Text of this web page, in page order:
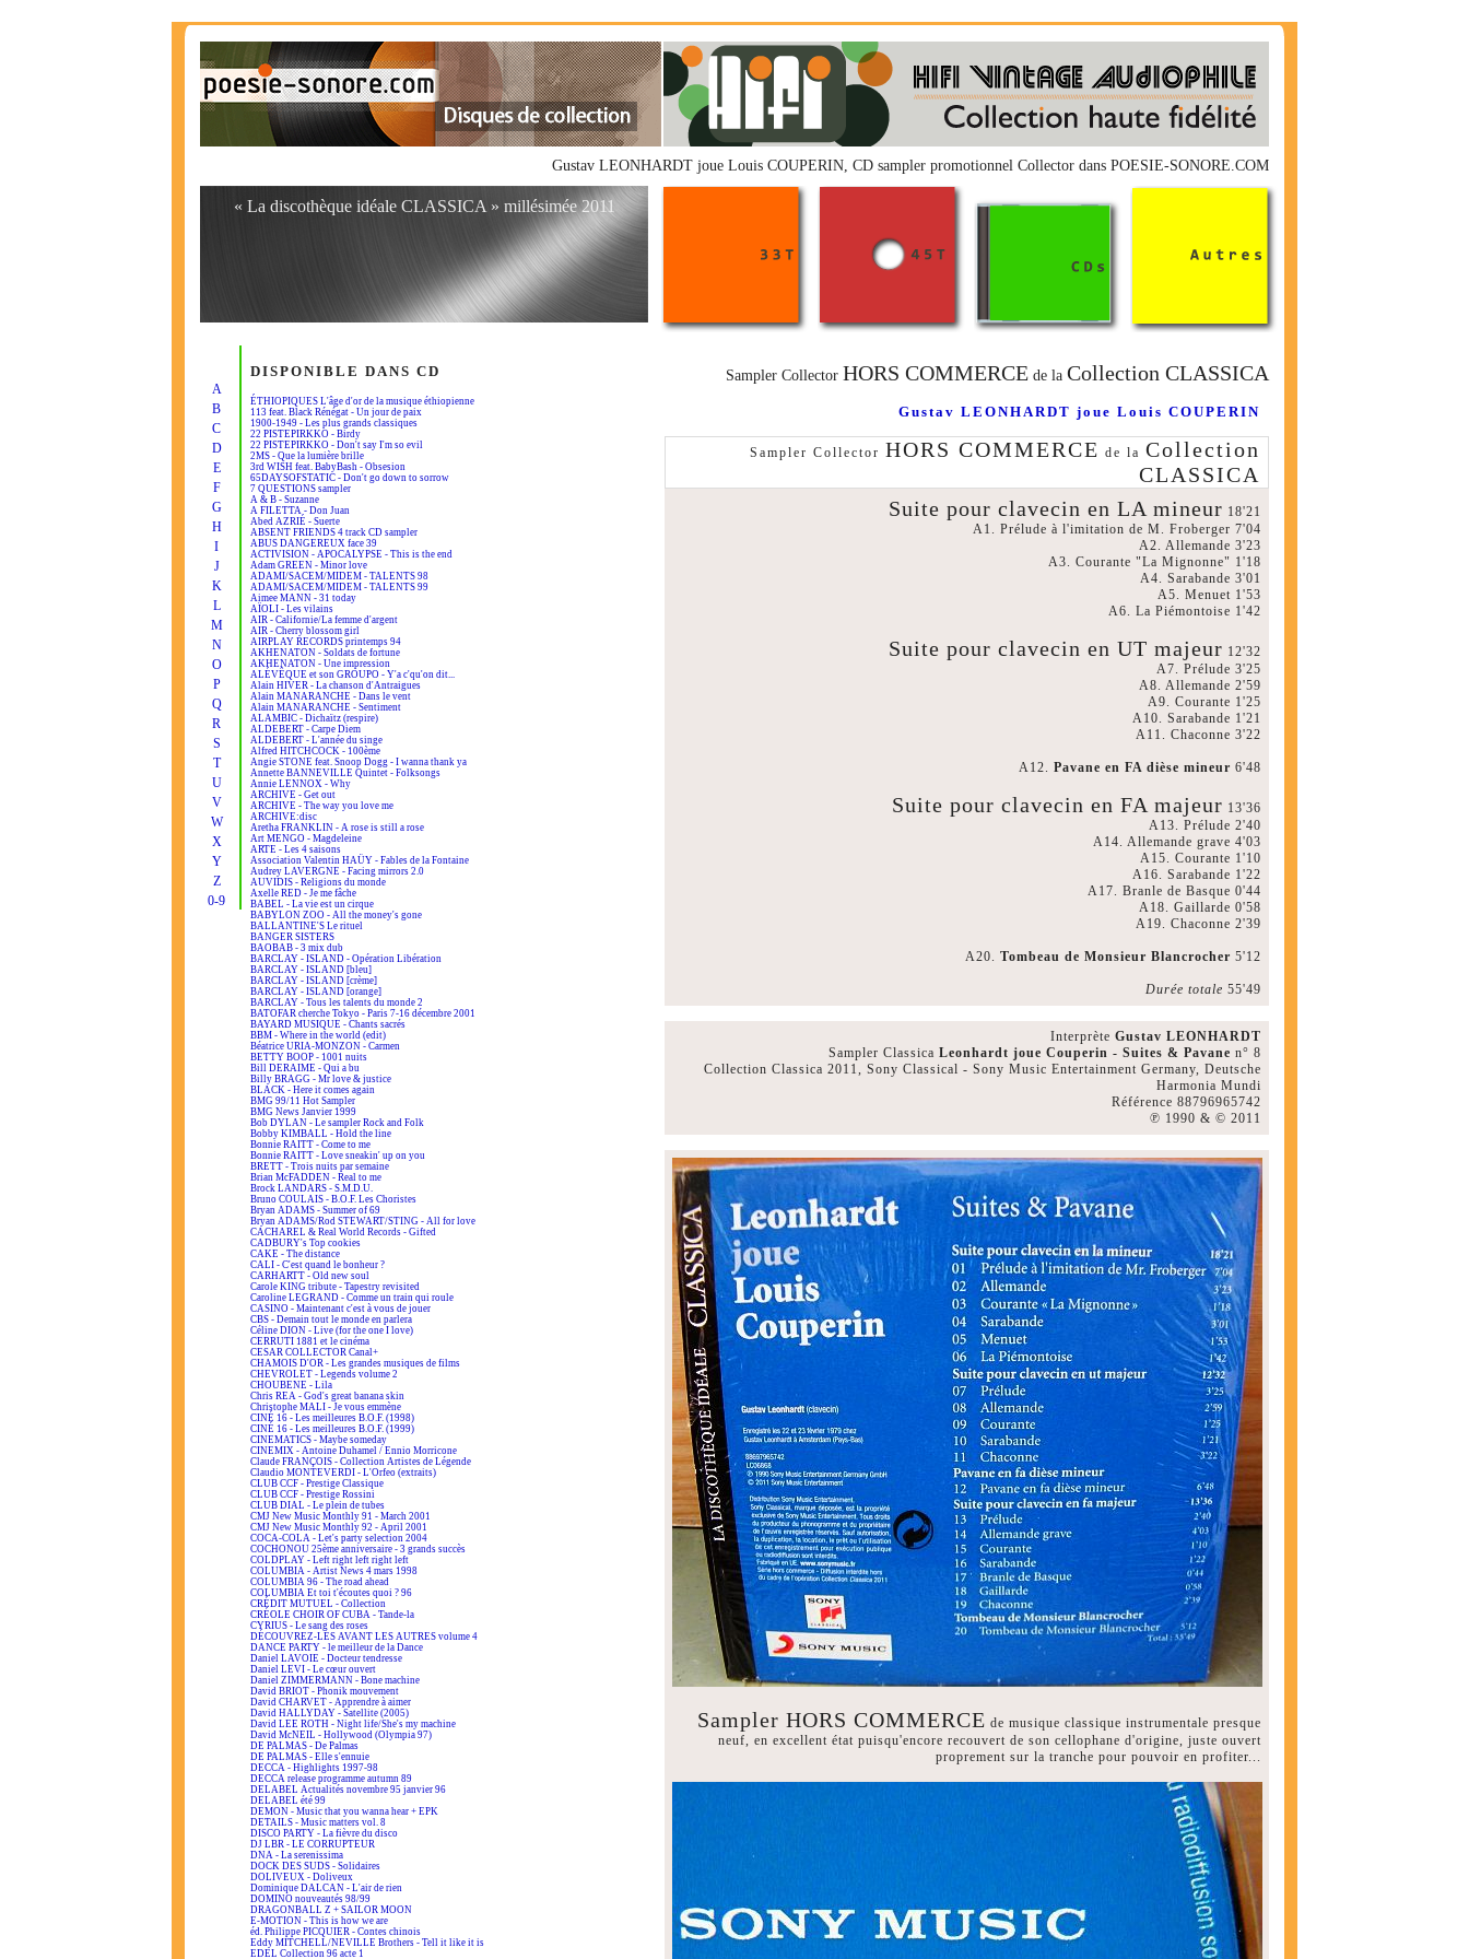
Gustav LEONHARDT joue Louis COUPERIN, CD sampler promotionnel Collector dans POESIE-SONORE.COM
« La discothèque idéale CLASSICA » millésimée 2011
A
B
C
D
E
F
G
H
I
J
K
L
M
N
O
P
Q
R
S
T
U
V
W
X
Y
Z
0-9
DISPONIBLE DANS CD
ÉTHIOPIQUES L'âge d'or de la musique éthiopienne
113 feat. Black Rénégat - Un jour de paix
1900-1949 - Les plus grands classiques
22 PISTEPIRKKO - Birdy
22 PISTEPIRKKO - Don't say I'm so evil
2MS - Que la lumière brille
3rd WISH feat. BabyBash - Obsesion
65DAYSOFSTATIC - Don't go down to sorrow
7 QUESTIONS sampler
A & B - Suzanne
A FILETTA - Don Juan
Abed AZRIÉ - Suerte
ABSENT FRIENDS 4 track CD sampler
ABUS DANGEREUX face 39
ACTIVISION - APOCALYPSE - This is the end
Adam GREEN - Minor love
ADAMI/SACEM/MIDEM - TALENTS 98
ADAMI/SACEM/MIDEM - TALENTS 99
Aimee MANN - 31 today
AÏOLI - Les vilains
AIR - Californie/La femme d'argent
AIR - Cherry blossom girl
AIRPLAY RECORDS printemps 94
AKHENATON - Soldats de fortune
AKHENATON - Une impression
ALÉVÊQUE et son GROUPO - Y'a c'qu'on dit...
Alain HIVER - La chanson d'Antraigues
Alain MANARANCHE - Dans le vent
Alain MANARANCHE - Sentiment
ALAMBIC - Dichaïtz (respire)
ALDEBERT - Carpe Diem
ALDEBERT - L'année du singe
Alfred HITCHCOCK - 100ème
Angie STONE feat. Snoop Dogg - I wanna thank ya
Annette BANNEVILLE Quintet - Folksongs
Annie LENNOX - Why
ARCHIVE - Get out
ARCHIVE - The way you love me
ARCHIVE:disc
Aretha FRANKLIN - A rose is still a rose
Art MENGO - Magdeleine
ARTE - Les 4 saisons
Association Valentin HAÜY - Fables de la Fontaine
Audrey LAVERGNE - Facing mirrors 2.0
AUVIDIS - Religions du monde
Axelle RED - Je me fâche
BABEL - La vie est un cirque
BABYLON ZOO - All the money's gone
BALLANTINE'S Le rituel
BANGER SISTERS
BAOBAB - 3 mix dub
BARCLAY - ISLAND - Opération Libération
BARCLAY - ISLAND [bleu]
BARCLAY - ISLAND [crème]
BARCLAY - ISLAND [orange]
BARCLAY - Tous les talents du monde 2
BATOFAR cherche Tokyo - Paris 7-16 décembre 2001
BAYARD MUSIQUE - Chants sacrés
BBM - Where in the world (edit)
Béatrice URIA-MONZON - Carmen
BETTY BOOP - 1001 nuits
Bill DERAIME - Qui a bu
Billy BRAGG - Mr love & justice
BLACK - Here it comes again
BMG 99/11 Hot Sampler
BMG News Janvier 1999
Bob DYLAN - Le sampler Rock and Folk
Bobby KIMBALL - Hold the line
Bonnie RAITT - Come to me
Bonnie RAITT - Love sneakin' up on you
BRETT - Trois nuits par semaine
Brian McFADDEN - Real to me
Brock LANDARS - S.M.D.U.
Bruno COULAIS - B.O.F. Les Choristes
Bryan ADAMS - Summer of 69
Bryan ADAMS/Rod STEWART/STING - All for love
CACHAREL & Real World Records - Gifted
CADBURY's Top cookies
CAKE - The distance
CALI - C'est quand le bonheur ?
CARHARTT - Old new soul
Carole KING tribute - Tapestry revisited
Caroline LEGRAND - Comme un train qui roule
CASINO - Maintenant c'est à vous de jouer
CBS - Demain tout le monde en parlera
Céline DION - Live (for the one I love)
CERRUTI 1881 et le cinéma
CESAR COLLECTOR Canal+
CHAMOIS D'OR - Les grandes musiques de films
CHEVROLET - Legends volume 2
CHOUBENE - Lila
Chris REA - God's great banana skin
Christophe MALI - Je vous emmène
CINÉ 16 - Les meilleures B.O.F. (1998)
CINÉ 16 - Les meilleures B.O.F. (1999)
CINEMATICS - Maybe someday
CINEMIX - Antoine Duhamel / Ennio Morricone
Claude FRANÇOIS - Collection Artistes de Légende
Claudio MONTEVERDI - L'Orfeo (extraits)
CLUB CCF - Prestige Classique
CLUB CCF - Prestige Rossini
CLUB DIAL - Le plein de tubes
CMJ New Music Monthly 91 - March 2001
CMJ New Music Monthly 92 - April 2001
COCA-COLA - Let's party selection 2004
COCHONOU 25ème anniversaire - 3 grands succès
COLDPLAY - Left right left right left
COLUMBIA - Artist News 4 mars 1998
COLUMBIA 96 - The road ahead
COLUMBIA Et toi t'écoutes quoi ? 96
CRÉDIT MUTUEL - Collection
CRÉOLE CHOIR OF CUBA - Tande-la
CYRIUS - Le sang des roses
DÉCOUVREZ-LES AVANT LES AUTRES volume 4
DANCE PARTY - le meilleur de la Dance
Daniel LAVOIE - Docteur tendresse
Daniel LEVI - Le cœur ouvert
Daniel ZIMMERMANN - Bone machine
David BRIOT - Phonik mouvement
David CHARVET - Apprendre à aimer
David HALLYDAY - Satellite (2005)
David LEE ROTH - Night life/She's my machine
David McNEIL - Hollywood (Olympia 97)
DE PALMAS - De Palmas
DE PALMAS - Elle s'ennuie
DECCA - Highlights 1997-98
DECCA release programme autumn 89
DELABEL Actualités novembre 95 janvier 96
DELABEL été 99
DEMON - Music that you wanna hear + EPK
DETAILS - Music matters vol. 8
DISCO PARTY - La fièvre du disco
DJ LBR - LE CORRUPTEUR
DNA - La serenissima
DOCK DES SUDS - Solidaires
DOLIVEUX - Doliveux
Dominique DALCAN - L'air de rien
DOMINO nouveautés 98/99
DRAGONBALL Z + SAILOR MOON
E-MOTION - This is how we are
éd. Philippe PICQUIER - Contes chinois
Eddy MITCHELL/NEVILLE Brothers - Tell it like it is
EDEL Collection 96 acte 1
Sampler Collector HORS COMMERCE de la Collection CLASSICA
Gustav LEONHARDT joue Louis COUPERIN
Sampler Collector HORS COMMERCE de la Collection
CLASSICA
Suite pour clavecin en LA mineur 18'21
A1. Prélude à l'imitation de M. Froberger 7'04
A2. Allemande 3'23
A3. Courante "La Mignonne" 1'18
A4. Sarabande 3'01
A5. Menuet 1'53
A6. La Piémontoise 1'42
Suite pour clavecin en UT majeur 12'32
A7. Prélude 3'25
A8. Allemande 2'59
A9. Courante 1'25
A10. Sarabande 1'21
A11. Chaconne 3'22
A12. Pavane en FA dièse mineur 6'48
Suite pour clavecin en FA majeur 13'36
A13. Prélude 2'40
A14. Allemande grave 4'03
A15. Courante 1'10
A16. Sarabande 1'22
A17. Branle de Basque 0'44
A18. Gaillarde 0'58
A19. Chaconne 2'39
A20. Tombeau de Monsieur Blancrocher 5'12
Durée totale 55'49
Interprète Gustav LEONHARDT
Sampler Classica Leonhardt joue Couperin - Suites & Pavane n° 8
Collection Classica 2011, Sony Classical - Sony Music Entertainment Germany, Deutsche
Harmonia Mundi
Référence 88796965742
℗ 1990 & © 2011
Sampler HORS COMMERCE de musique classique instrumentale presque
neuf, en excellent état puisqu'encore recouvert de son cellophane d'origine, juste ouvert
proprement sur la tranche pour pouvoir en profiter...